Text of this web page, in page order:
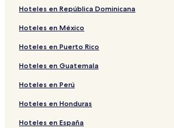
Hoteles en República Dominicana
Hoteles en México
Hoteles en Puerto Rico
Hoteles en Guatemala
Hoteles en Perú
Hoteles en Honduras
Hoteles en España